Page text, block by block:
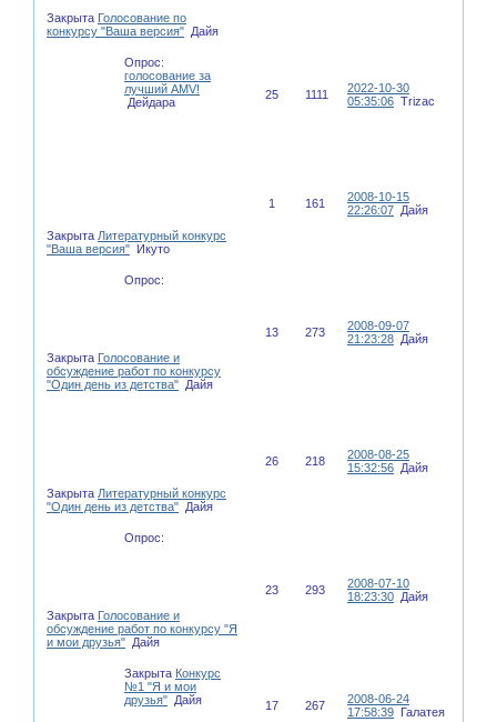
Закрыта Голосование по
конкурсу "Ваша версия" Дайя
Опрос:
голосование за
лучший AMV!
Дейдара
25 1111
2022-10-30
05:35:06 Trizac
Закрыта Литературный конкурс
"Ваша версия" Икуто
1 161
2008-10-15
22:26:07 Дайя
Опрос:
Закрыта Голосование и
обсуждение работ по конкурсу
"Один день из детства" Дайя
13 273
2008-09-07
21:23:28 Дайя
Закрыта Литературный конкурс
"Один день из детства" Дайя
26 218
2008-08-25
15:32:56 Дайя
Опрос:
Закрыта Голосование и
обсуждение работ по конкурсу "Я
и мои друзья" Дайя
23 293
2008-07-10
18:23:30 Дайя
Закрыта Конкурс
№1 "Я и мои
друзья" Дайя 17 267
2008-06-24
17:58:39 Галатея